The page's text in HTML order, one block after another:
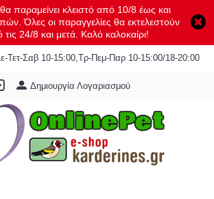
παραμείνει κλειστό από 10/8 έως και
Όλες οι παραγγελίες θα εκτελεστούν
τις 24/8 και μετά. Καλό καλοκαίρι!
Τετ-Σαβ 10-15:00,Τρ-Πεμ-Παρ 10-15:00/18-20:00
Δημιουργία Λογαριασμού